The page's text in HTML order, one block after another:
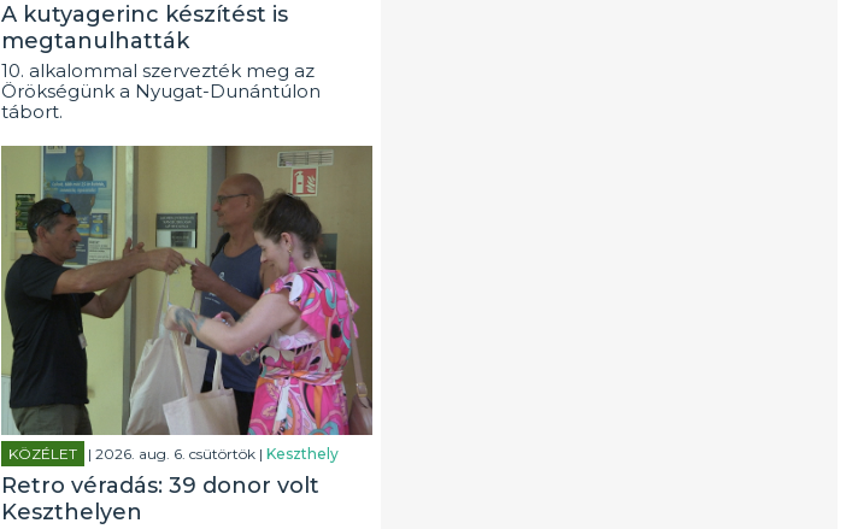
A kutyagerinc készítést is
megtanulhatták
10. alkalommal szervezték meg az
Örökségünk a Nyugat-Dunántúlon
tábort.
KÖZÉLET | 2026. aug. 6. csütörtök | Keszthely
Retro véradás: 39 donor volt
Keszthelyen